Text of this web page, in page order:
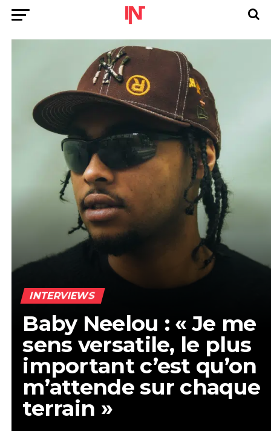
INTERVIEWS
Baby Neelou : « Je me
sens versatile, le plus
important c’est qu’on
m’attende sur chaque
terrain »